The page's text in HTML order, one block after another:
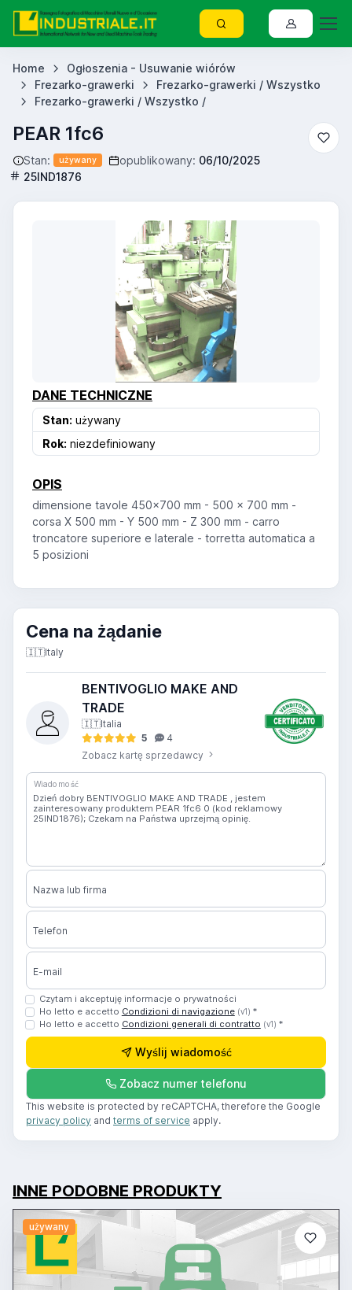
Home
Ogłoszenia - Usuwanie wiórów
Frezarko-grawerki
Frezarko-grawerki / Wszystko
Frezarko-grawerki / Wszystko /
PEAR 1fc6
Stan: używany opublikowany: 06/10/2025
25IND1876
DANE TECHNICZNE
Stan: używany
Rok: niezdefiniowany
OPIS
dimensione tavole 450x700 mm - 500 x 700 mm -
corsa X 500 mm - Y 500 mm - Z 300 mm - carro
troncatore superiore e laterale - torretta automatica a
5 posizioni
Cena na żądanie
🇮🇹Italy
BENTIVOGLIO MAKE AND
TRADE
🇮🇹Italia
5
4
Zobacz kartę sprzedawcy
Wiadomość
Nazwa lub firma
Telefon
E-mail
Czytam i akceptuję informacje o prywatności
Ho letto e accetto Condizioni di navigazione (v1) *
Ho letto e accetto Condizioni generali di contratto (v1) *
Wyślij wiadomość
Zobacz numer telefonu
This website is protected by reCAPTCHA, therefore the Google
privacy policy and terms of service apply.
INNE PODOBNE PRODUKTY
używany